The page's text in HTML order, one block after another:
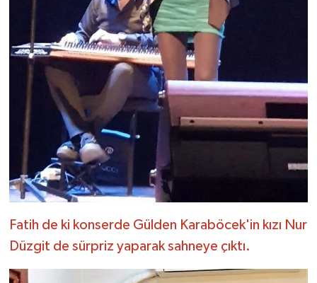
Fatih de ki konserde Gülden Karaböcek'in kızı Nur
Düzgit de sürpriz yaparak sahneye çıktı.